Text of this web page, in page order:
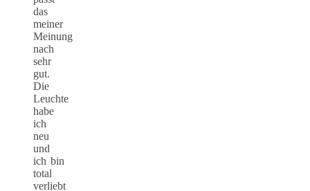
das
meiner
Meinung
nach
sehr
gut.
Die
Leuchte
habe
ich
neu
und
ich bin
total
verliebt